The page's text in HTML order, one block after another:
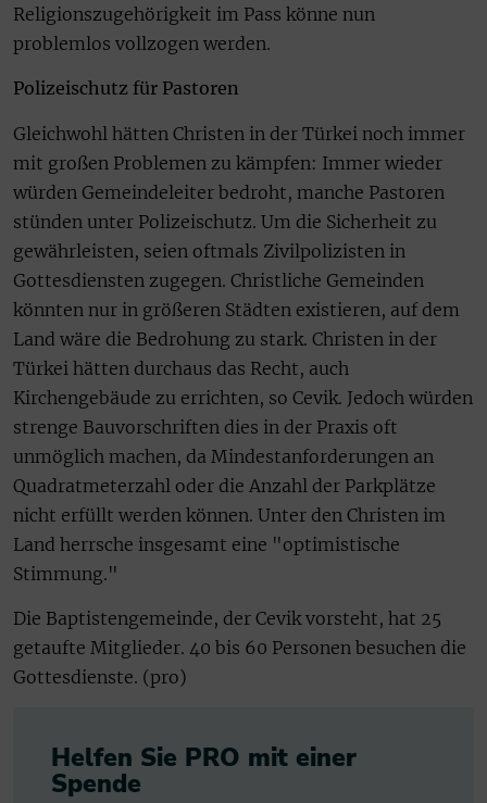
Religionszugehörigkeit im Pass könne nun
problemlos vollzogen werden.
Polizeischutz für Pastoren
Gleichwohl hätten Christen in der Türkei noch immer
mit großen Problemen zu kämpfen: Immer wieder
würden Gemeindeleiter bedroht, manche Pastoren
stünden unter Polizeischutz. Um die Sicherheit zu
gewährleisten, seien oftmals Zivilpolizisten in
Gottesdiensten zugegen. Christliche Gemeinden
könnten nur in größeren Städten existieren, auf dem
Land wäre die Bedrohung zu stark. Christen in der
Türkei hätten durchaus das Recht, auch
Kirchengebäude zu errichten, so Cevik. Jedoch würden
strenge Bauvorschriften dies in der Praxis oft
unmöglich machen, da Mindestanforderungen an
Quadratmeterzahl oder die Anzahl der Parkplätze
nicht erfüllt werden können. Unter den Christen im
Land herrsche insgesamt eine "optimistische
Stimmung."
Die Baptistengemeinde, der Cevik vorsteht, hat 25
getaufte Mitglieder. 40 bis 60 Personen besuchen die
Gottesdienste. (pro)
Helfen Sie PRO mit einer
Spende